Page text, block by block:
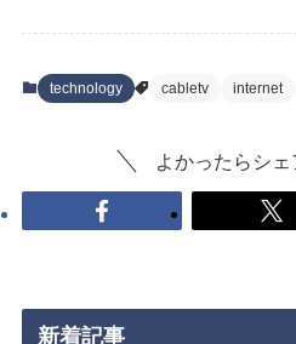
technology cabletv internet
よかったらシェ
新着記事